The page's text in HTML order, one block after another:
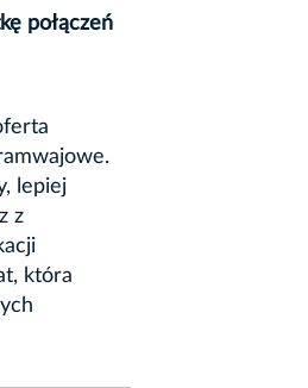
połączeń
lepiej
z
która